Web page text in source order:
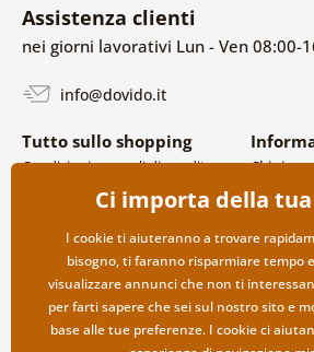
Assistenza clienti
nei giorni lavorativi Lun - Ven 08:00-
info@dovido.it
Tutto sullo shopping
Condizioni generali di vendita e
Politica sulla privacy
Opzioni di spedizione e
pagamento
Reso della merce
Chi siamo
FAQ
Contatti
Ci importa della
I cookie ti aiuteranno a trovare
bisogno, ti faranno risparmiare tempo
visualizzare annunci che non ti
per farti sapere che sei sul nostro sito e
base alle tue preferenze. I cookie ci